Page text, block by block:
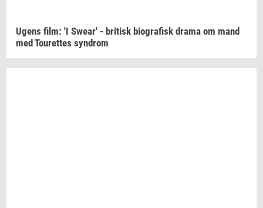
Ugens film: 'I Swear' - bri­tisk bi­o­gra­fisk drama om mand
medTou­ret­tes syn­drom